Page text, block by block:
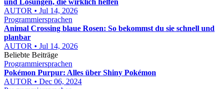
und Lösungen, die wirklich helfen
AUTOR • Jul 14, 2026
Programmiersprachen
Animal Crossing blaue Rosen: So bekommst du sie schnell und
planbar
AUTOR • Jul 14, 2026
Beliebte Beiträge
Programmiersprachen
Pokémon Purpur: Alles über Shiny Pokémon
AUTOR • Dec 06, 2024